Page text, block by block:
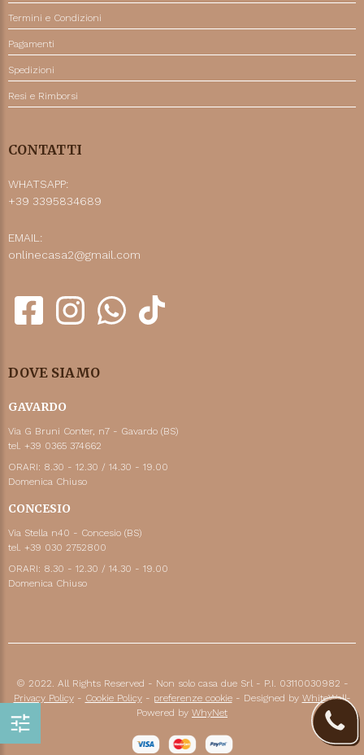
Termini e Condizioni
Pagamenti
Spedizioni
Resi e Rimborsi
CONTATTI
WHATSAPP:
+39 3395834689
EMAIL:
onlinecasa2@gmail.com
DOVE SIAMO
GAVARDO
Via G Bruni Conter, n7 - Gavardo (BS)
tel. +39 0365 374662
ORARI: 8.30 - 12.30 / 14.30 - 19.00
Domenica Chiuso
CONCESIO
Via Stella n40 - Concesio (BS)
tel. +39 030 2752800
ORARI: 8.30 - 12.30 / 14.30 - 19.00
Domenica Chiuso
© 2022. All Rights Reserved - Non solo casa due Srl - P.I. 03110030982 -
Privacy Policy- Cookie Policy- preferenze cookie- Designed by WhiteWall-
Powered by WhyNet